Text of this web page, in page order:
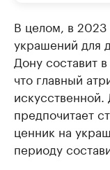
В целом, в 2023
украшений для
Дону составит
что главный
искусственной.
предпочитает
ценник на
периоду